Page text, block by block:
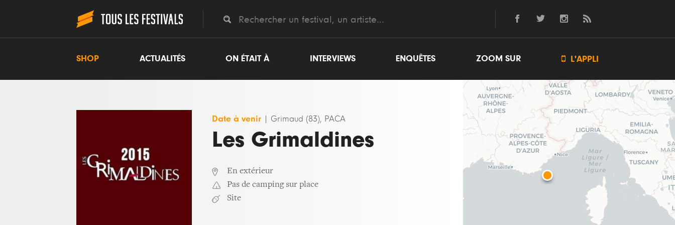
SHOP ACTUALITÉS ON ÉTAIT À INTERVIEWS ENQUÊTES ZOOM SUR  L'APPLI
Date à venir Grimaud (83), PACA
Les Grimaldines
En extérieur
Pas de camping sur place
Site